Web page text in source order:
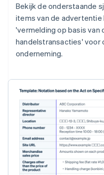
Bekijk de onderstaande
items van de advertentie
'vermelding op basis
handelstransacties' voor
onderneming.